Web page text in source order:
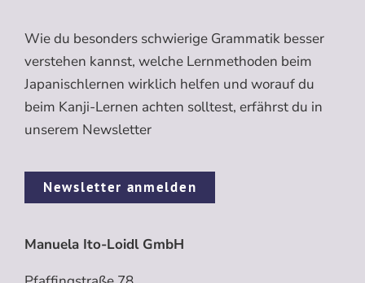
Wie du besonders schwierige Grammatik besser
verstehen kannst, welche Lernmethoden beim
Japanischlernen wirklich helfen und worauf du
beim Kanji-Lernen achten solltest, erfährst du in
unserem Newsletter
Newsletter anmelden
Manuela Ito-Loidl GmbH